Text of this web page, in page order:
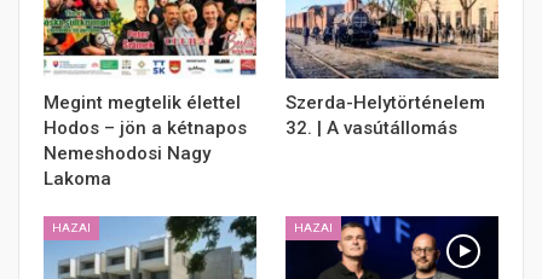
Megint megtelik élettel
Hodos – jön a kétnapos
Nemeshodosi Nagy
Lakoma
Szerda-Helytörténelem
32. | A vasútállomás
HAZAI HAZAI